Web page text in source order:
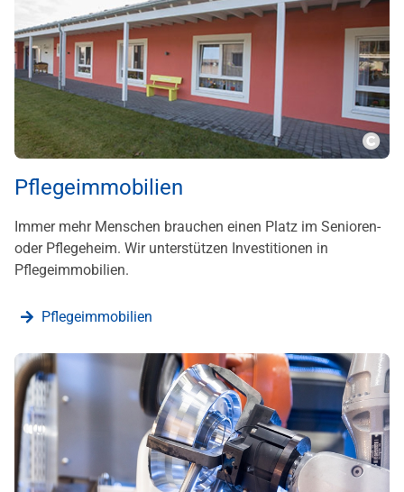
Pflegeimmobilien
Immer mehr Menschen brauchen einen Platz im Senioren-
oder Pflegeheim. Wir unterstützen Investitionen in
Pflegeimmobilien.
Pflegeimmobilien